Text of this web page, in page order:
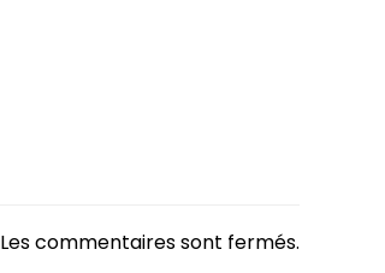
Les commentaires sont fermés.